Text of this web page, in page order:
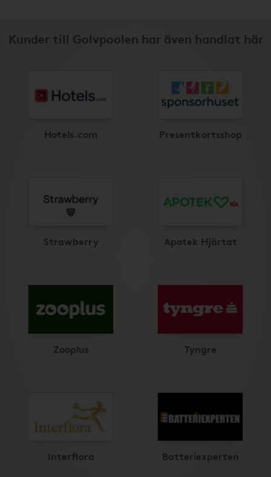
Kunder till Golvpoolen har även handlat här
Hotels.com Presentkortsshop
Strawberry Apotek Hjärtat
Zooplus Tyngre
Interflora Batteriexperten